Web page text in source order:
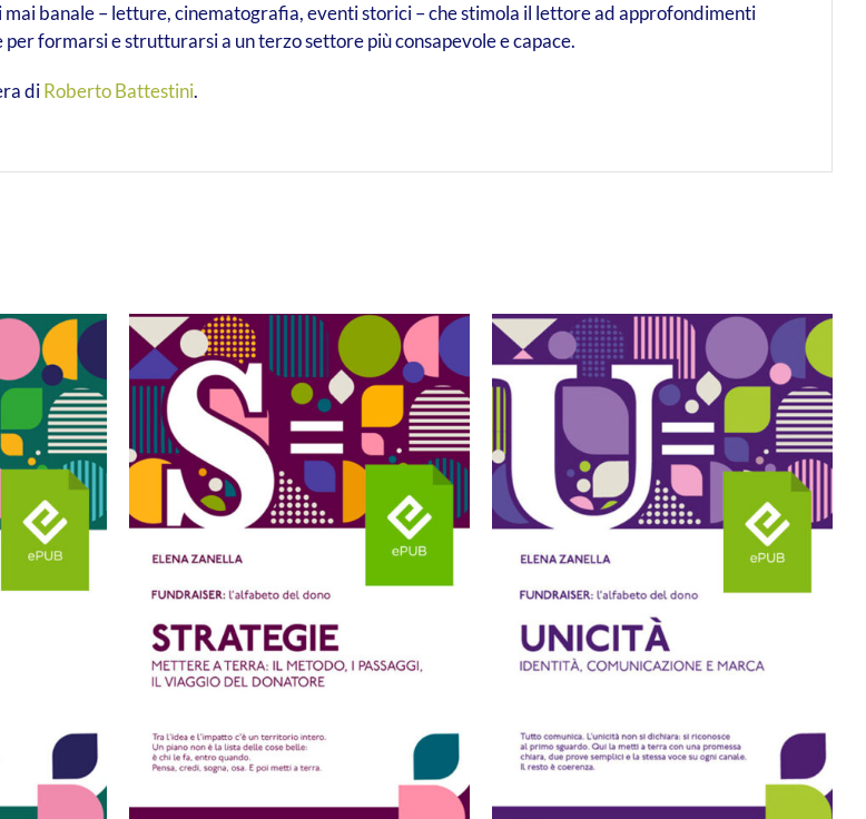
banale – letture, cinematografia, eventi storici – che stimola il lettore ad approfondimenti
formarsi e strutturarsi a un terzo settore più consapevole e capace.
diRoberto Battestini.